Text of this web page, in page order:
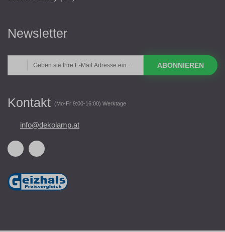
Newsletter
ABONNIEREN
Kontakt (Mo-Fr 9:00-16:00) Werktage
info@dekolamp.at